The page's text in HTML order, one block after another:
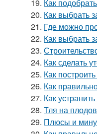
19. Как
20. Как выбрать
21. Где можно
22. Как выбрать
23.
24. Как сделать
25. Как
26. Как
27. Как
28. Тля на
29. Плюсы и